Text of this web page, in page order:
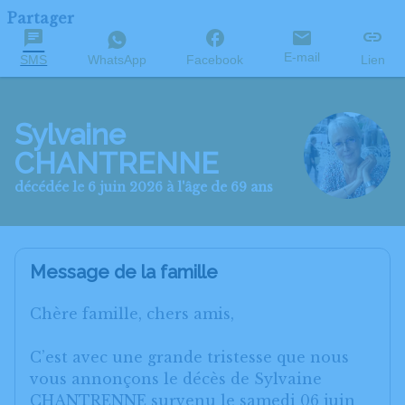
Partager
SMS WhatsApp Facebook E-mail Lien
Sylvaine
CHANTRENNE
décédée le 6 juin 2026 à l'âge de 69 ans
Message de la famille
Chère famille, chers amis,
C’est avec une grande tristesse que nous
vous annonçons le décès de Sylvaine
CHANTRENNE survenu le samedi 06 juin